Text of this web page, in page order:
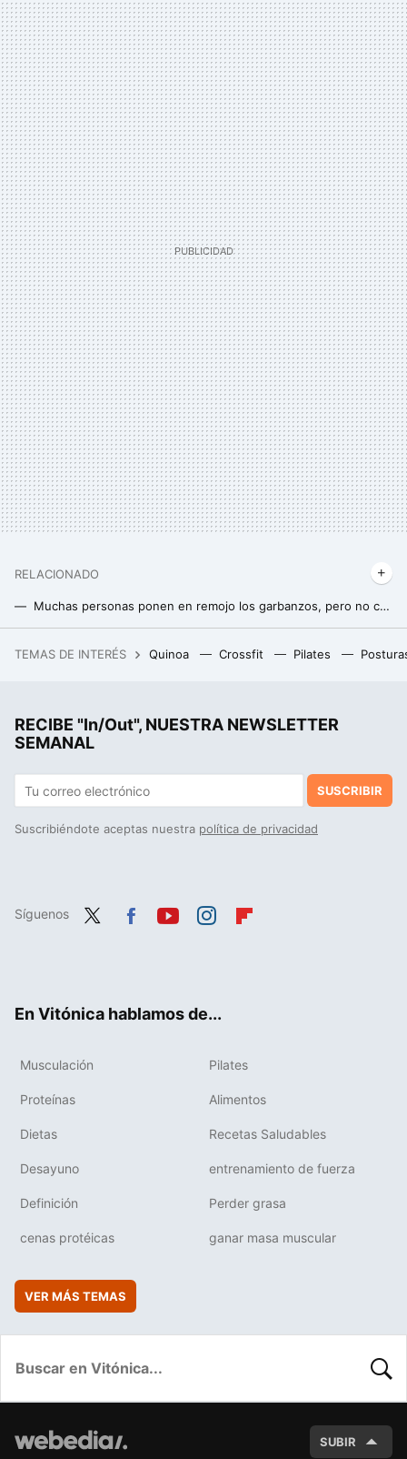
RELACIONADO
Muchas personas ponen en remojo los garbanzos, pero no conocen el beneficio más importante de hacerlo
TEMAS DE INTERÉS Quinoa Crossfit Pilates
RECIBE "In/Out", NUESTRA NEWSLETTER
SEMANAL
SUSCRIBIR
Suscribiéndote aceptas nuestra política de privacidad
Síguenos
En Vitónica hablamos de...
Musculación Pilates
Proteínas Alimentos
Dietas Recetas Saludables
Desayuno entrenamiento de fuerza
Definición Perder grasa
cenas protéicas ganar masa muscular
VER MÁS TEMAS
SUBIR